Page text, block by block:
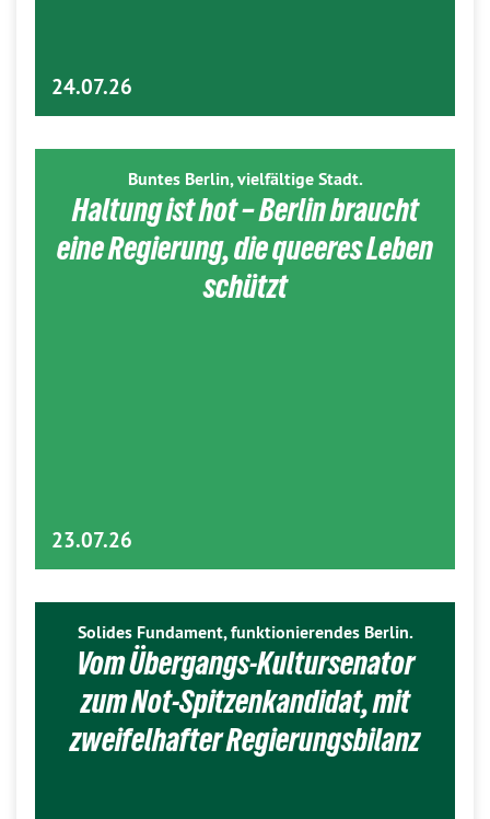
24.07.26
Buntes Berlin, vielfältige Stadt.
Haltung ist hot – Berlin braucht
eine Regierung, die queeres Leben
schützt
23.07.26
Solides Fundament, funktionierendes Berlin.
Vom Übergangs-Kultursenator
zum Not-Spitzenkandidat, mit
zweifelhafter Regierungsbilanz